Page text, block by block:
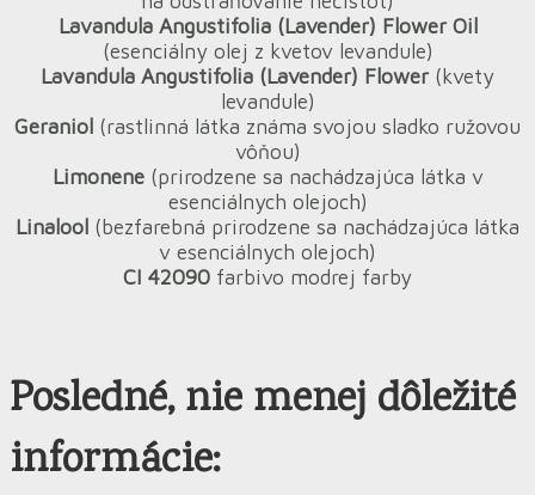
Lavandula Angustifolia (Lavender) Flower Oil
(esenciálny olej z kvetov levandule)
Lavandula Angustifolia (Lavender) Flower (kvety
levandule)
Geraniol (rastlinná látka známa svojou sladko ružovou
vôňou)
Limonene(prirodzene sa nachádzajúca látka v
esenciálnych olejoch)
Linalool (bezfarebná prirodzene sa nachádzajúca látka
v esenciálnych olejoch)
CI 42090 farbivo modrej farby
Posledné, nie menej dôležité
informácie: